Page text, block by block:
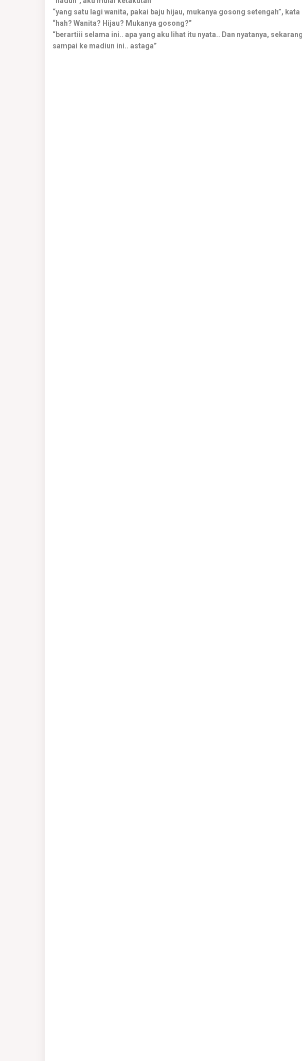
“yang satu lagi wanita, pakai baju hijau, mukanya gosong setengah”, kata
“hah? Wanita? Hijau? Mukanya gosong?”
“berartiii selama ini.. apa yang aku lihat itu nyata.. Dan nyatanya,
sampai ke madiun ini.. astaga”